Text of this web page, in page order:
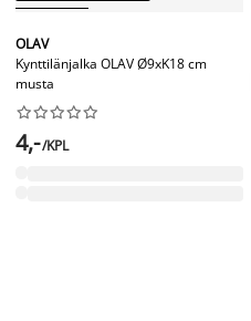
OLAV
Kynttilänjalka OLAV Ø9xK18 cm
musta






4,-/KPL